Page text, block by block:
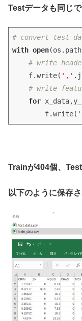
Testデータも同じで
# convert test
with open
# write
    f.write(
','
# write
for
        f.write(
Trainが404個、
以下のように保存さ